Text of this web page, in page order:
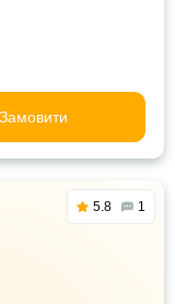
Замовити
5.8 1